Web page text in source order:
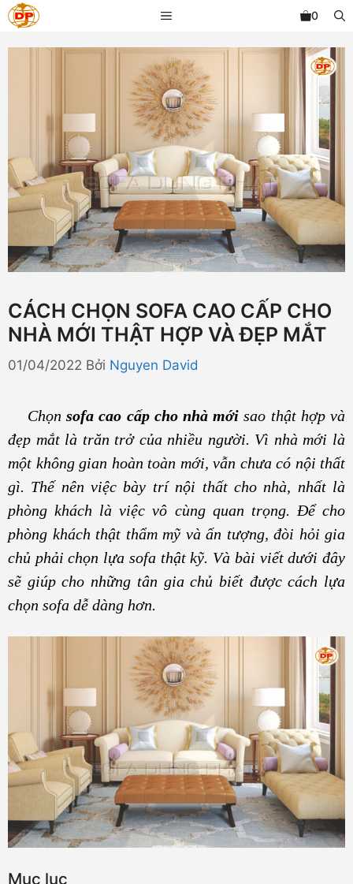
Chuyển
đến
nội
MENU 0
CÁCH CHỌN SOFA CAO CẤP CHO
NHÀ MỚI THẬT HỢP VÀ ĐẸP MẮT
01/04/2022 Bởi Nguyen David
Chọnsofa cao cấp cho nhà mới sao thật hợp và
đẹp mắt là trăn trở của nhiều người. Vì nhà mới là
một không gian hoàn toàn mới, vẫn chưa có nội thất
gì. Thế nên việc bày trí nội thất cho nhà, nhất là
phòng khách là việc vô cùng quan trọng. Để cho
phòng khách thật thẩm mỹ và ấn tượng, đòi hỏi gia
chủ phải chọn lựa sofa thật kỹ. Và bài viết dưới đây
sẽ giúp cho những tân gia chủ biết được cách lựa
chọn sofa dễ dàng hơn.
Mục lục